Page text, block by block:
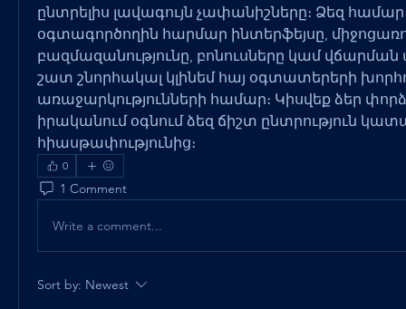
ընտրելիս լավագույն չափանիշները։ Ձեզ
օգտագործողին հարմար ինտերֆեյսը,
բազմազանությունը, բոնուսները կամ վճարման
շատ շնորհակալ կլինեմ հայ օգտատերերի
առաջարկությունների համար։ Կիսվեք ձեր
իրականում օգնում ձեզ ճիշտ ընտրություն
հիասթափությունից։
0
1 Comment
Write a comment...
Sort by: Newest